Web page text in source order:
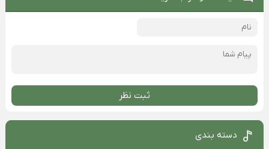
ثبت نظر
دسته بندی